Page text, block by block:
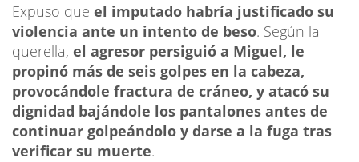
Expuso que el imputado habría justificado su
violencia ante un intento de beso. Según la
querella, el agresor persiguió a Miguel, le
propinó más de seis golpes en la cabeza,
provocándole fractura de cráneo, y atacó su
dignidad bajándole los pantalones antes de
continuar golpeándolo y darse a la fuga tras
verificar su muerte.